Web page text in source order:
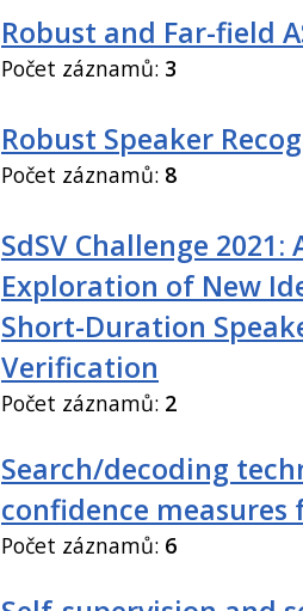
Robust and Far-field
Počet záznamů: 3
Robust Speaker
Počet záznamů: 8
SdSV Challenge 2021:
Exploration of New
Short-Duration
Verification
Počet záznamů: 2
Search/decoding
confidence measures
Počet záznamů: 6